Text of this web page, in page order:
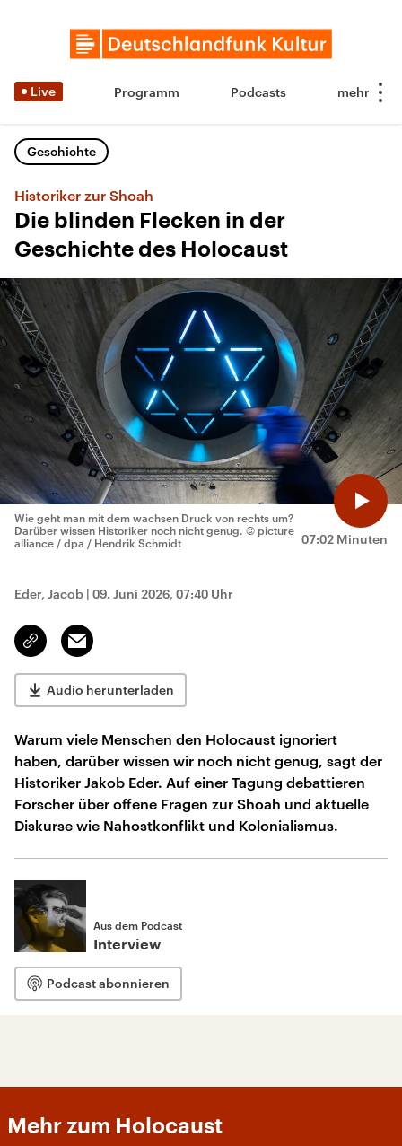
Live Programm Podcasts
Geschichte
Historiker zur Shoah
Die blinden Flecken in der
Geschichte des Holocaust
07:02 Minuten
Wie geht man mit dem wachsen Druck von rechts um?
Darüber wissen Historiker noch nicht genug. © picture
alliance / dpa / Hendrik Schmidt
Eder, Jacob | 09. Juni 2026, 07:40 Uhr
Link
kopieren/teilen
Email
Audio herunterladen
Warum viele Menschen den Holocaust ignoriert
haben, darüber wissen wir noch nicht genug, sagt der
Historiker Jakob Eder. Auf einer Tagung debattieren
Forscher über offene Fragen zur Shoah und aktuelle
Diskurse wie Nahostkonflikt und Kolonialismus.
Aus dem Podcast
Interview
Podcast abonnieren
Mehr zum Holocaust